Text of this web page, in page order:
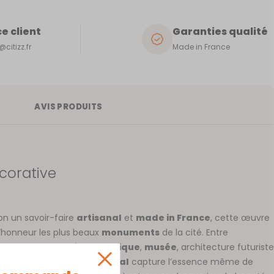
client Garanties qualité
Made in France
AVIS PRODUITS
un savoir-faire artisanal et made in France, cette œuvre
les plus beaux monuments de la cité. Entre
culturel,théâtre antique, musée, architecture futuriste
art mural capture l’essence même de